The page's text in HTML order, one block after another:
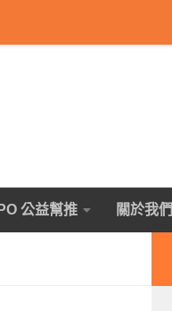
公益幫推 關於我們